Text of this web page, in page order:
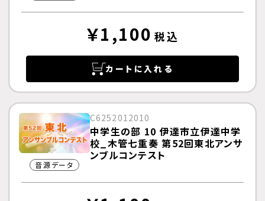
￥1,100 税込
カートに入れる
音源データ
C6252012010
中学生の部 10 伊達市立伊達中学
校_木管七重奏 第52回東北アンサ
ンブルコンテスト